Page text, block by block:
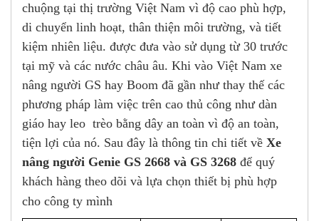
chuộng tại thị trường Việt Nam vì độ cao phù hợp,
di chuyển linh hoạt, thân thiện môi trường, và tiết
kiệm nhiên liệu. được đưa vào sử dụng từ 30 trước
tại mỹ và các nước châu âu. Khi vào Việt Nam xe
nâng người GS hay Boom đã gần như thay thế các
phương pháp làm việc trên cao thủ công như dàn
giáo hay leo trèo bằng dây an toàn vì độ an toàn,
tiện lợi của nó. Sau đây là thông tin chi tiết về Xe
nâng người Genie GS 2668 và GS 3268 để quý
khách hàng theo dõi và lựa chọn thiết bị phù hợp
cho công ty mình